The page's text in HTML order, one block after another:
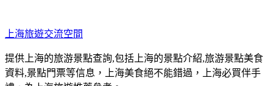
至
主
要
內
上海旅遊交流空間
提供上海的旅游景點查詢,包括上海的景點介紹,旅游景點美食
資料,景點門票等信息，上海美食絕不能錯過，上海必買伴手